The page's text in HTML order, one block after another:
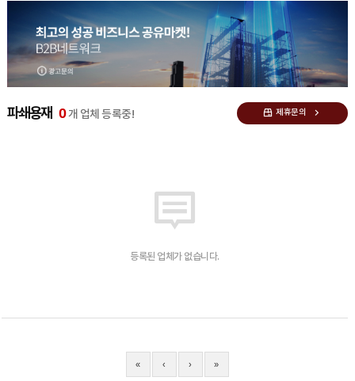
파쇄용재 0개 업체 등록중! 제휴문의
등록된 업체가 없습니다.
« ‹ › »